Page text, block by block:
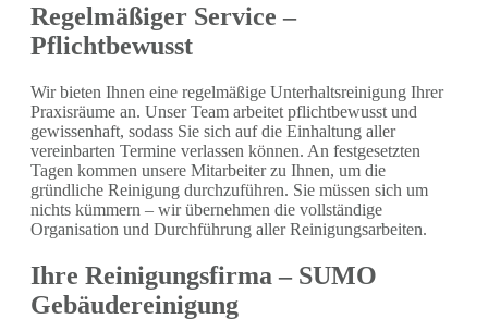
Regelmäßiger Service –
Pflichtbewusst
Wir bieten Ihnen eine regelmäßige Unterhaltsreinigung Ihrer
Praxisräume an. Unser Team arbeitet pflichtbewusst und
gewissenhaft, sodass Sie sich auf die Einhaltung aller
vereinbarten Termine verlassen können. An festgesetzten
Tagen kommen unsere Mitarbeiter zu Ihnen, um die
gründliche Reinigung durchzuführen. Sie müssen sich um
nichts kümmern – wir übernehmen die vollständige
Organisation und Durchführung aller Reinigungsarbeiten.
Ihre Reinigungsfirma – SUMO
Gebäudereinigung